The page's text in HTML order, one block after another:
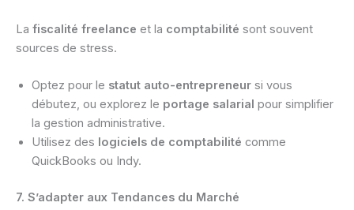
La fiscalité freelance et la comptabilité sont souvent
sources de stress.
Optez pour le statut auto-entrepreneur si vous
débutez, ou explorez le portage salarial pour simplifier
la gestion administrative.
Utilisez des logiciels de comptabilité comme
QuickBooks ou Indy.
7. S’adapter aux Tendances du Marché